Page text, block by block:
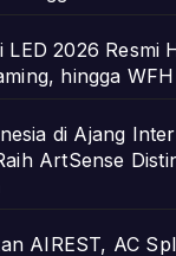
LED 2026 Resmi
hingga
di Ajang
ArtSense
AIREST, AC